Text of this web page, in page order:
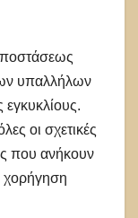
υπαλλήλων
εγκυκλίους.
οι σχετικές
που ανήκουν
χορήγηση